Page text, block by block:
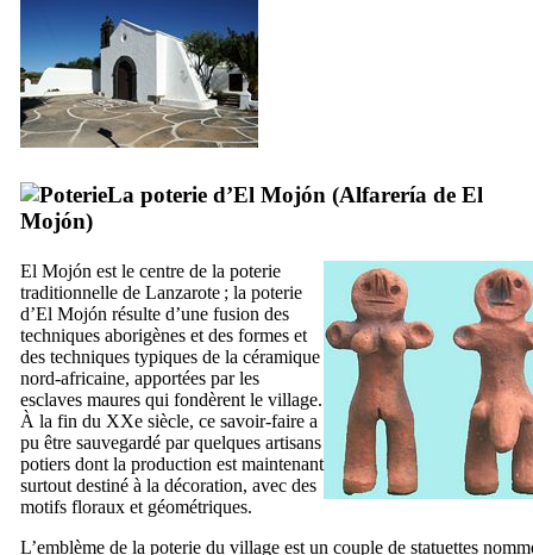
La poterie d’El Mojón (Alfarería de El
Mojón)
El Mojón est le centre de la poterie
traditionnelle de Lanzarote ; la poterie
d’El Mojón résulte d’une fusion des
techniques aborigènes et des formes et
des techniques typiques de la céramique
nord-africaine, apportées par les
esclaves maures qui fondèrent le village.
À la fin du XXe siècle, ce savoir-faire a
pu être sauvegardé par quelques artisans
potiers dont la production est maintenant
surtout destiné à la décoration, avec des
motifs floraux et géométriques.
L’emblème de la poterie du village est un couple de statuettes